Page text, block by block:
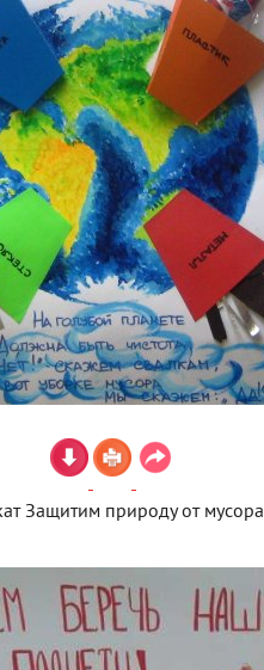
Защитим природу от мусора